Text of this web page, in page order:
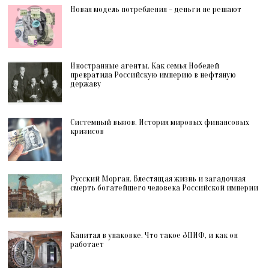
Новая модель потребления – деньги не решают
Иностранные агенты. Как семья Нобелей
превратила Российскую империю в нефтяную
державу
Системный вызов. История мировых финансовых
кризисов
Русский Морган. Блестящая жизнь и загадочная
смерть богатейшего человека Российской империи
Капитал в упаковке. Что такое ЗПИФ, и как он
работает